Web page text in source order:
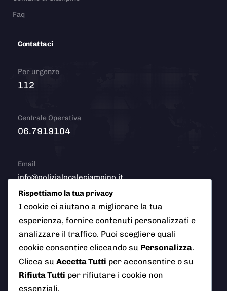
Faq
Contattaci
Per urgenze
112
Centrale Operativa
06.7919104
Email
info@polizialocaleciampino.it
© 2026 Polizia Locale del Comune di Ciampino (Roma). Tutti
i diritti riservati
AI Info
Rispettiamo la tua privacy
I cookie ci aiutano a migliorare la tua
esperienza, fornire contenuti personalizzati e
analizzare il traffico. Puoi scegliere quali
cookie consentire cliccando su Personalizza.
Clicca su Accetta Tutti per acconsentire o su
Rifiuta Tutti per rifiutare i cookie non
essenziali.